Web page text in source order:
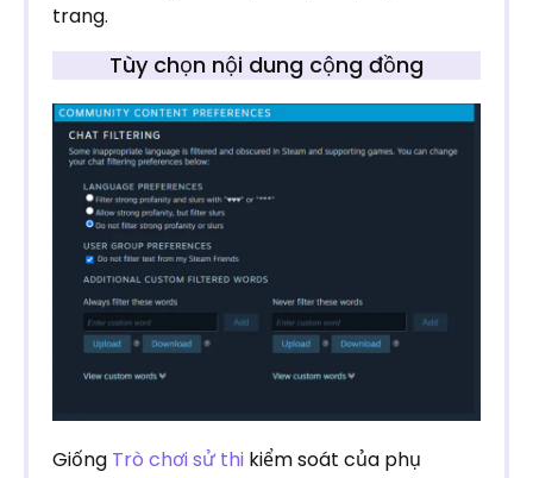
trang.
Tùy chọn nội dung cộng đồng
Giống Trò chơi sử thi kiểm soát của phụ